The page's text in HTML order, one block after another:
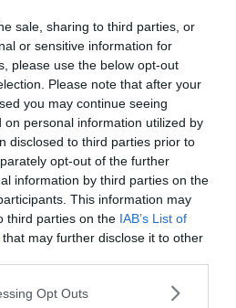
sale, sharing to third parties, or
or sensitive information for
please use the below opt-out
Please note that after your
you may continue seeing
on personal information utilized by
disclosed to third parties prior to
opt-out of the further
information by third parties on the
This information may
third parties on the IAB’s List of
that may further disclose it to other
Opt Outs
chers au Havre
au Havre
bateau au Havre ?